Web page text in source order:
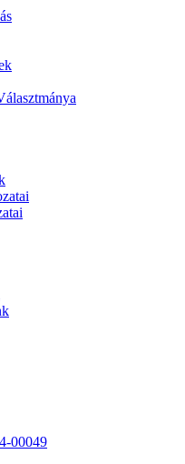
00049